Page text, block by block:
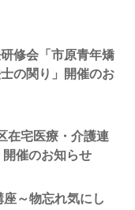
修会「市原青年矯
の関り」開催のお
在宅医療・介護連
催のお知らせ
～物忘れ気にし